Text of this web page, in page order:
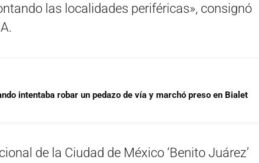
las localidades periféricas», consignó
intentaba robar un pedazo de vía y marchó preso en Bialet
de la Ciudad de México ‘Benito Juárez’